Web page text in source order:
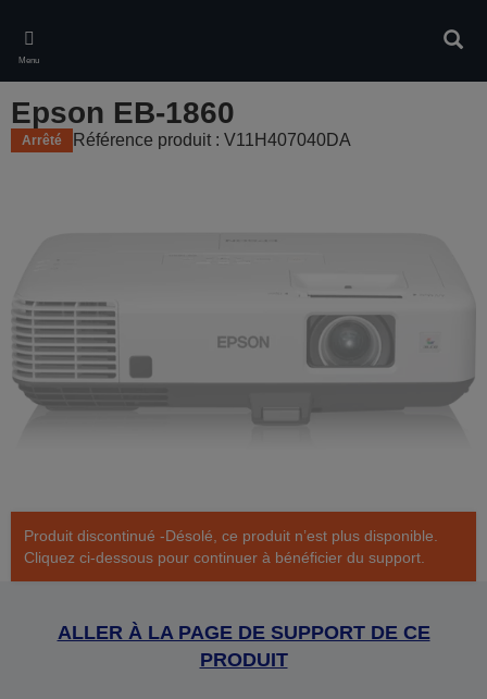
main
content
Menu
Epson EB-1860
Arrêté Référence produit : V11H407040DA
Produit discontinué -Désolé, ce produit n’est plus disponible.
Cliquez ci-dessous pour continuer à bénéficier du support.
ALLER À LA PAGE DE SUPPORT DE CE
PRODUIT